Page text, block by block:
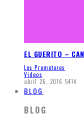
EL GUERITO –
Los Promotores
Videos
abril 26, 2016 5414
BLOG
BLOG